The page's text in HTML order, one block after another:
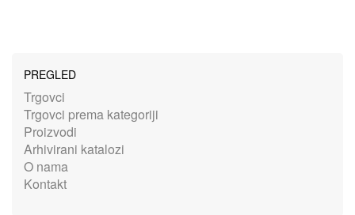
PREGLED
Trgovci
Trgovci prema kategoriji
Proizvodi
Arhivirani katalozi
O nama
Kontakt